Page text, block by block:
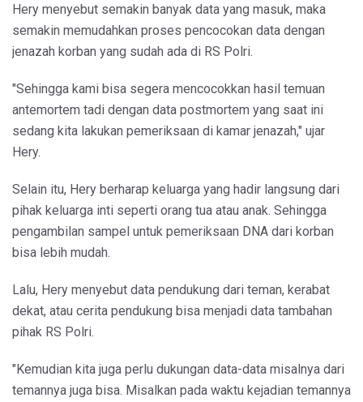
Hery menyebut semakin banyak data yang masuk, maka
semakin memudahkan proses pencocokan data dengan
jenazah korban yang sudah ada di RS Polri.
"Sehingga kami bisa segera mencocokkan hasil temuan
antemortem tadi dengan data postmortem yang saat ini
sedang kita lakukan pemeriksaan di kamar jenazah," ujar
Hery.
Selain itu, Hery berharap keluarga yang hadir langsung dari
pihak keluarga inti seperti orang tua atau anak. Sehingga
pengambilan sampel untuk pemeriksaan DNA dari korban
bisa lebih mudah.
Lalu, Hery menyebut data pendukung dari teman, kerabat
dekat, atau cerita pendukung bisa menjadi data tambahan
pihak RS Polri.
"Kemudian kita juga perlu dukungan data-data misalnya dari
temannya juga bisa. Misalkan pada waktu kejadian temannya